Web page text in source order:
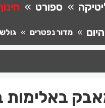
ספורט
מדור נפטרים
באלימות